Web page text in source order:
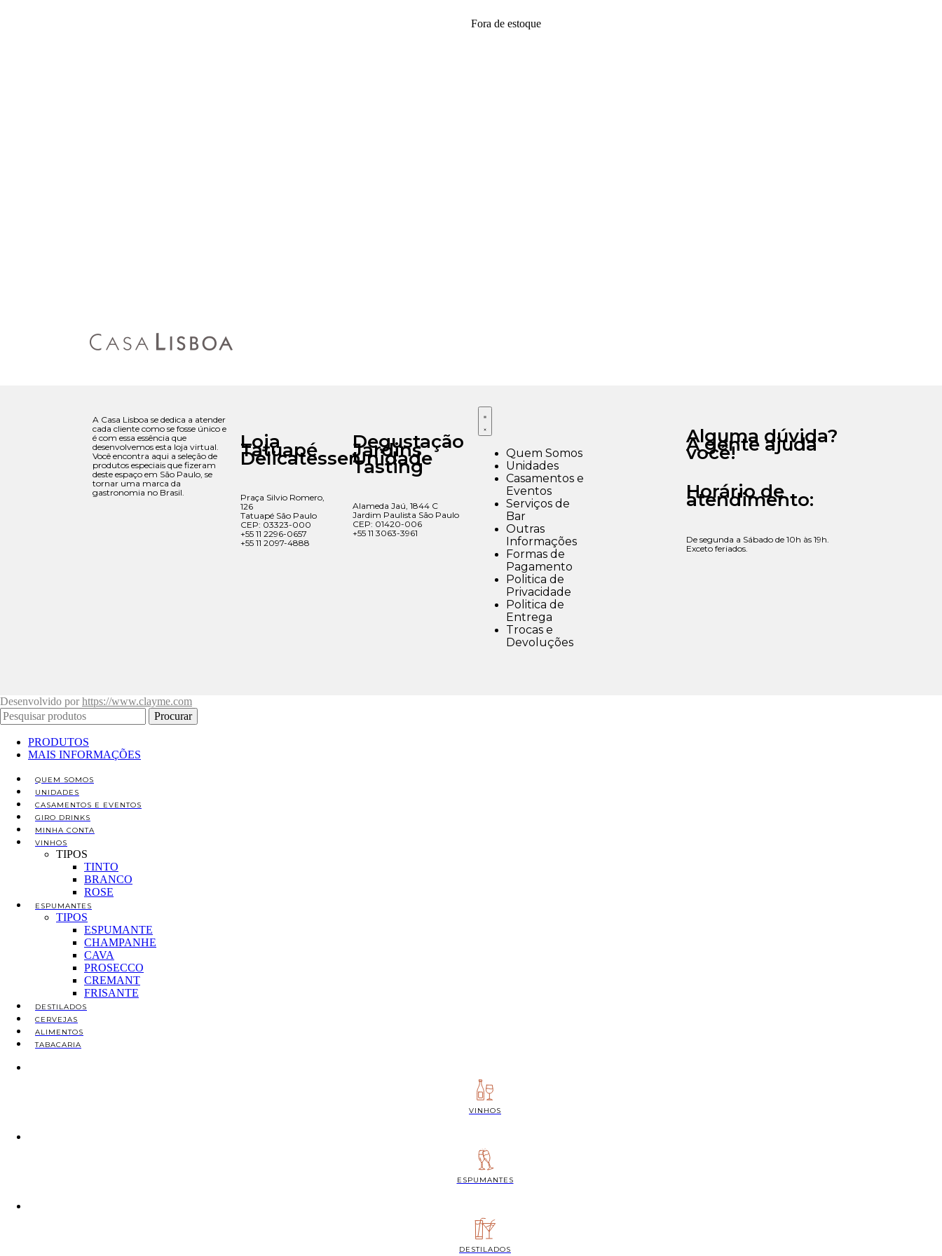
Fora de estoque
A Casa Lisboa se dedica a atender
cada cliente como se fosse único e
é com essa essência que
desenvolvemos esta loja virtual.
Você encontra aqui a seleção de
produtos especiais que fizeram
deste espaço em São Paulo, se
tornar uma marca da
gastronomia no Brasil.
Loja
Tatuapé
Delicatessen
Praça Silvio Romero,
126
Tatuapé São Paulo
CEP: 03323-000
+55 11 2296-0657
+55 11 2097-4888
Degustação
Jardins
Unidade
Tasting
Alameda Jaú, 1844 C
Jardim Paulista São Paulo
CEP: 01420-006
+55 11 3063-3961
Quem Somos
Unidades
Casamentos e
Eventos
Serviços de
Bar
Outras
Informações
Formas de
Pagamento
Politica de
Privacidade
Politica de
Entrega
Trocas e
Devoluções
Alguma dúvida?
A gente ajuda
você!
Horário de
atendimento:
De segunda a Sábado de 10h às 19h.
Exceto feriados.
Desenvolvido por https://www.clayme.com
Procurar
PRODUTOS
MAIS INFORMAÇÕES
QUEM SOMOS
UNIDADES
CASAMENTOS E EVENTOS
GIRO DRINKS
MINHA CONTA
VINHOS
TIPOS
TINTO
BRANCO
ROSE
ESPUMANTES
TIPOS
ESPUMANTE
CHAMPANHE
CAVA
PROSECCO
CREMANT
FRISANTE
DESTILADOS
CERVEJAS
ALIMENTOS
TABACARIA
VINHOS
ESPUMANTES
DESTILADOS